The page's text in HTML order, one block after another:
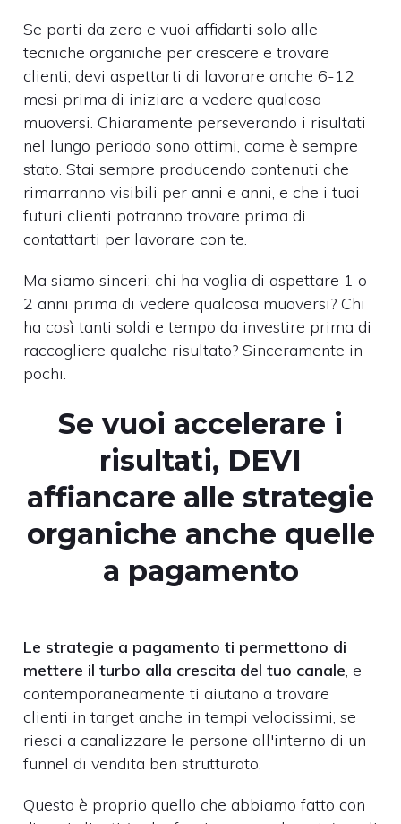
Se parti da zero e vuoi affidarti solo alle
tecniche organiche per crescere e trovare
clienti, devi aspettarti di lavorare anche 6-12
mesi prima di iniziare a vedere qualcosa
muoversi. Chiaramente perseverando i risultati
nel lungo periodo sono ottimi, come è sempre
stato. Stai sempre producendo contenuti che
rimarranno visibili per anni e anni, e che i tuoi
futuri clienti potranno trovare prima di
contattarti per lavorare con te.
Ma siamo sinceri: chi ha voglia di aspettare 1 o
2 anni prima di vedere qualcosa muoversi? Chi
ha così tanti soldi e tempo da investire prima di
raccogliere qualche risultato? Sinceramente in
pochi.
Se vuoi accelerare i
risultati, DEVI
affiancare alle strategie
organiche anche quelle
a pagamento
Le strategie a pagamento ti permettono di
mettere il turbo alla crescita del tuo canale, e
contemporaneamente ti aiutano a trovare
clienti in target anche in tempi velocissimi, se
riesci a canalizzare le persone all'interno di un
funnel di vendita ben strutturato.
Questo è proprio quello che abbiamo fatto con